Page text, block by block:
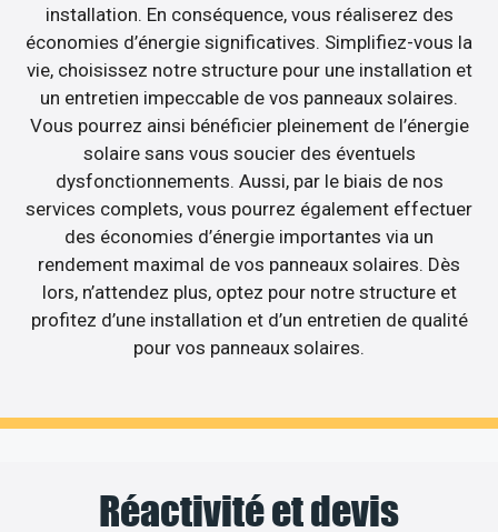
installation. En conséquence, vous réaliserez des
économies d’énergie significatives. Simplifiez-vous la
vie, choisissez notre structure pour une installation et
un entretien impeccable de vos panneaux solaires.
Vous pourrez ainsi bénéficier pleinement de l’énergie
solaire sans vous soucier des éventuels
dysfonctionnements. Aussi, par le biais de nos
services complets, vous pourrez également effectuer
des économies d’énergie importantes via un
rendement maximal de vos panneaux solaires. Dès
lors, n’attendez plus, optez pour notre structure et
profitez d’une installation et d’un entretien de qualité
pour vos panneaux solaires.
Réactivité et devis